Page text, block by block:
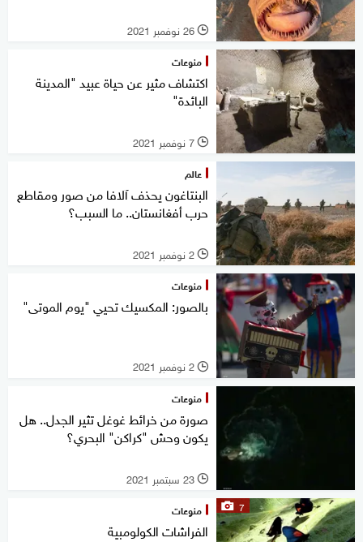
l 26 نوفمبر 2021
منوعات
اكتشاف مثير عن حياة عبيد "المدينة
البائدة"
l 7 نوفمبر 2021
عالم
البنتاغون يحذف آلافا من صور ومقاطع
حرب أفغانستان.. ما السبب؟
l 2 نوفمبر 2021
منوعات
بالصور: المكسيك تحيي "يوم الموتى"
l 2 نوفمبر 2021
منوعات
صورة من خرائط غوغل تثير الجدل.. هل
يكون وحش "كراكن" البحري؟
l 23 سبتمبر 2021
7 منوعات
الفراشات الكولومبية